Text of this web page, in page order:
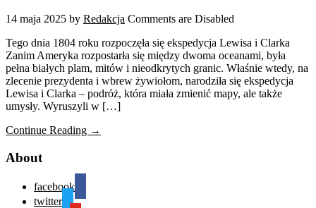
14 maja 2025 by Redakcja Comments are Disabled
Tego dnia 1804 roku rozpoczęła się ekspedycja Lewisa i Clarka
Zanim Ameryka rozpostarła się między dwoma oceanami, była
pełna białych plam, mitów i nieodkrytych granic. Właśnie wtedy, na
zlecenie prezydenta i wbrew żywiołom, narodziła się ekspedycja
Lewisa i Clarka – podróż, która miała zmienić mapy, ale także
umysły. Wyruszyli w […]
Continue Reading →
About
facebook
twitter